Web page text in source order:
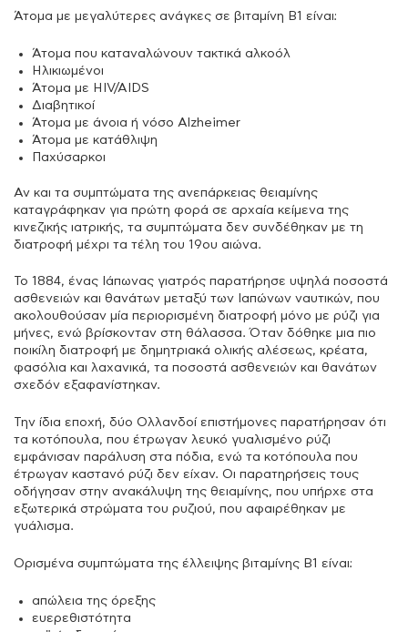
Άτομα με μεγαλύτερες ανάγκες σε βιταμίνη Β1 είναι:
Άτομα που καταναλώνουν τακτικά αλκοόλ
Ηλικιωμένοι
Άτομα με HIV/AIDS
Διαβητικοί
Άτομα με άνοια ή νόσο Alzheimer
Άτομα με κατάθλιψη
Παχύσαρκοι
Αν και τα συμπτώματα της ανεπάρκειας θειαμίνης
καταγράφηκαν για πρώτη φορά σε αρχαία κείμενα της
κινεζικής ιατρικής, τα συμπτώματα δεν συνδέθηκαν με τη
διατροφή μέχρι τα τέλη του 19ου αιώνα.
Το 1884, ένας Ιάπωνας γιατρός παρατήρησε υψηλά ποσοστά
ασθενειών και θανάτων μεταξύ των Ιαπώνων ναυτικών, που
ακολουθούσαν μία περιορισμένη διατροφή μόνο με ρύζι για
μήνες, ενώ βρίσκονταν στη θάλασσα. Όταν δόθηκε μια πιο
ποικίλη διατροφή με δημητριακά ολικής αλέσεως, κρέατα,
φασόλια και λαχανικά, τα ποσοστά ασθενειών και θανάτων
σχεδόν εξαφανίστηκαν.
Την ίδια εποχή, δύο Ολλανδοί επιστήμονες παρατήρησαν ότι
τα κοτόπουλα, που έτρωγαν λευκό γυαλισμένο ρύζι
εμφάνισαν παράλυση στα πόδια, ενώ τα κοτόπουλα που
έτρωγαν καστανό ρύζι δεν είχαν. Οι παρατηρήσεις τους
οδήγησαν στην ανακάλυψη της θειαμίνης, που υπήρχε στα
εξωτερικά στρώματα του ρυζιού, που αφαιρέθηκαν με
γυάλισμα.
Ορισμένα συμπτώματα της έλλειψης βιταμίνης Β1 είναι:
απώλεια της όρεξης
ευερεθιστότητα